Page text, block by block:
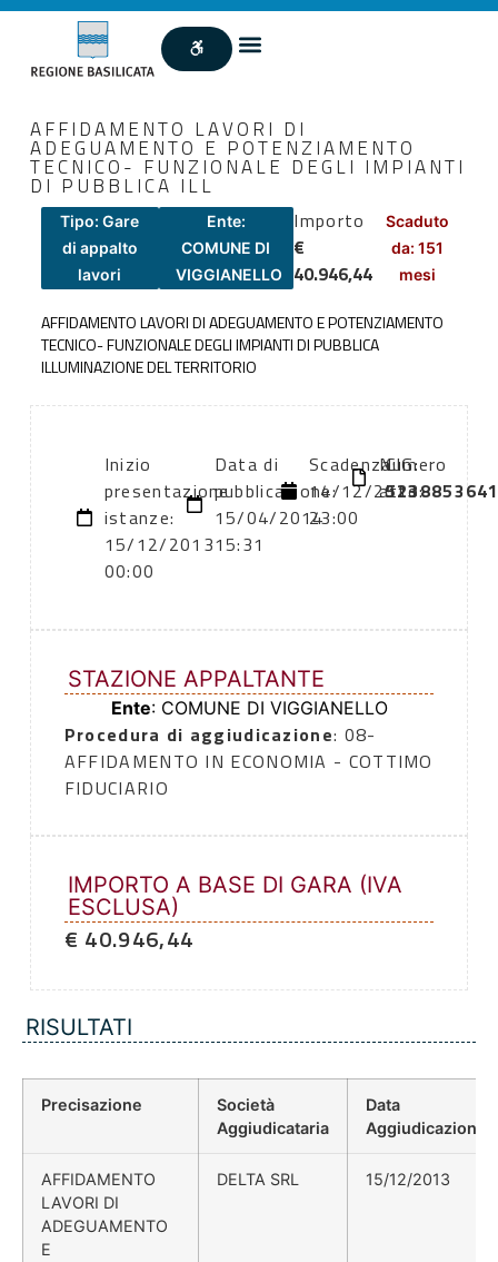
AFFIDAMENTO LAVORI DI
ADEGUAMENTO E POTENZIAMENTO
TECNICO- FUNZIONALE DEGLI IMPIANTI
DI PUBBLICA ILL
Tipo: Gare
di appalto
lavori
Ente:
COMUNE DI
VIGGIANELLO
Importo
€
40.946,44
Scaduto
da: 151
mesi
AFFIDAMENTO LAVORI DI ADEGUAMENTO E POTENZIAMENTO
TECNICO- FUNZIONALE DEGLI IMPIANTI DI PUBBLICA
ILLUMINAZIONE DEL TERRITORIO
Inizio
presentazione
istanze:
15/12/2013
00:00
Data di
pubblicazione:
15/04/2014
15:31
Scadenza:
14/12/2013
23:00
Numero
atto:
CIG:
STAZIONE APPALTANTE
Ente: COMUNE DI VIGGIANELLO
Procedura di aggiudicazione: 08-
AFFIDAMENTO IN ECONOMIA - COTTIMO
FIDUCIARIO
IMPORTO A BASE DI GARA (IVA
ESCLUSA)
€ 40.946,44
RISULTATI
Precisazione
Società
Aggiudicataria
Data
Aggiudicazione
AFFIDAMENTO
LAVORI DI
ADEGUAMENTO
E
DELTA SRL 15/12/2013